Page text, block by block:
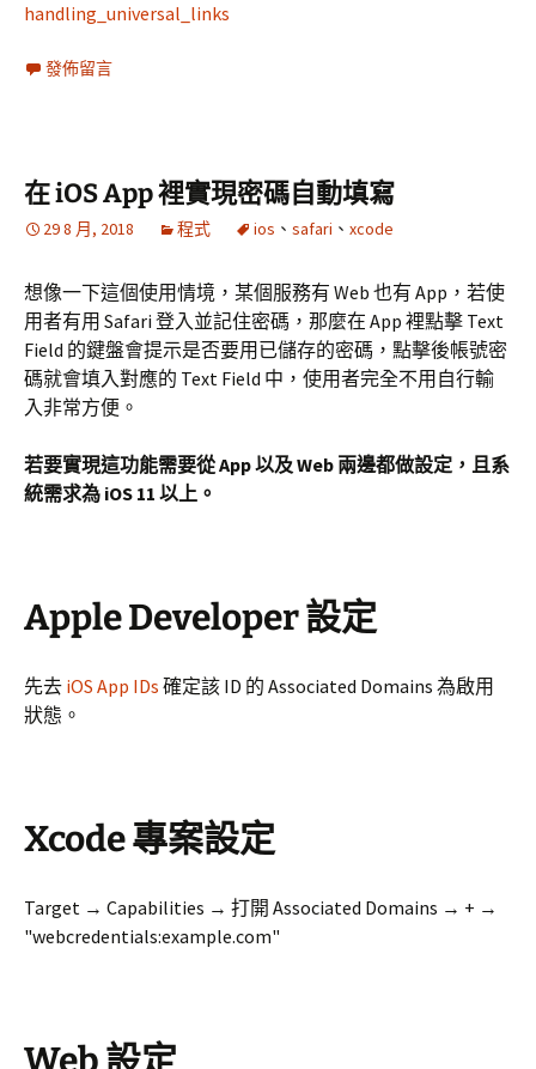
handling_universal_links
發佈留言
在 iOS App 裡實現密碼自動填寫
29 8 月, 2018 程式 ios 、 safari 、 xcode
想像一下這個使用情境，某個服務有 Web 也有 App，若使
用者有用 Safari 登入並記住密碼，那麼在 App 裡點擊 Text
Field 的鍵盤會提示是否要用已儲存的密碼，點擊後帳號密
碼就會填入對應的 Text Field 中，使用者完全不用自行輸
入非常方便。
若要實現這功能需要從 App 以及 Web 兩邊都做設定，且系
統需求為 iOS 11 以上。
Apple Developer 設定
先去 iOS App IDs 確定該 ID 的 Associated Domains 為啟用
狀態。
Xcode 專案設定
Target → Capabilities → 打開 Associated Domains → + →
"webcredentials:example.com"